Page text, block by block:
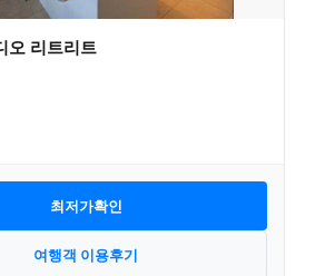
오 리트리트
최저가확인
여행객 이용후기